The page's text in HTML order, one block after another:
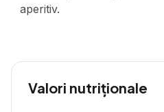
aperitiv.
Valori nutriționale